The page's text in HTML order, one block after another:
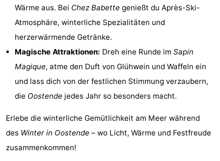
Wärme aus. Bei Chez Babette genießt du Après-Ski-
Atmosphäre, winterliche Spezialitäten und
herzerwärmende Getränke.
Magische Attraktionen: Dreh eine Runde im Sapin
Magique, atme den Duft von Glühwein und Waffeln ein
und lass dich von der festlichen Stimmung verzaubern,
die Oostende jedes Jahr so besonders macht.
Erlebe die winterliche Gemütlichkeit am Meer während
des Winter in Oostende – wo Licht, Wärme und Festfreude
zusammenkommen!